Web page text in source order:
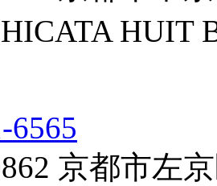
HUIT
6565
京都市左